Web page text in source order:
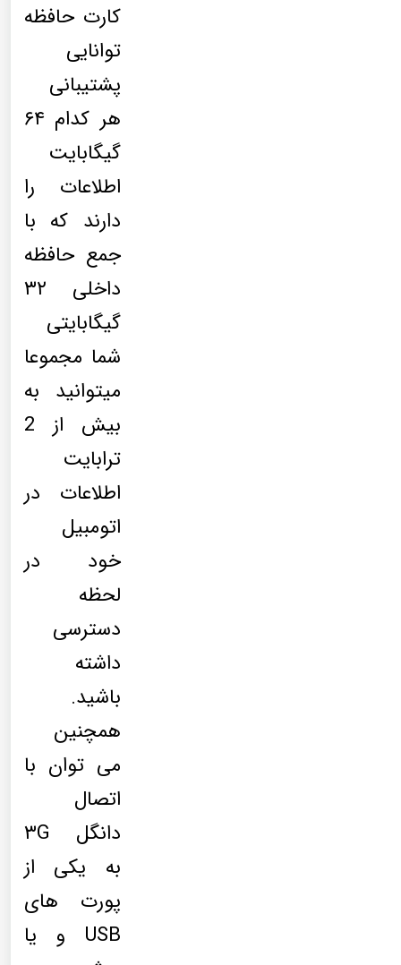
کارت حافظه
توانایی
پشتیبانی
هر کدام ۶۴
گیگابایت
اطلاعات را
دارند که با
جمع حافظه
داخلی ۳۲
گیگابایتی
شما مجموعا
میتوانید به
بیش از 2
ترابایت
اطلاعات در
اتومبیل
خود در
لحظه
دسترسی
داشته
باشید.
همچنین
می توان با
اتصال
دانگل ۳G
به یکی از
پورت های
USB و یا